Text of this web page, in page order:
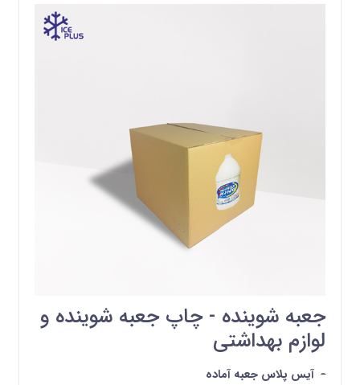
جعبه شوینده - چاپ جعبه شوینده و
لوازم بهداشتی
- آیس پلاس جعبه آماده